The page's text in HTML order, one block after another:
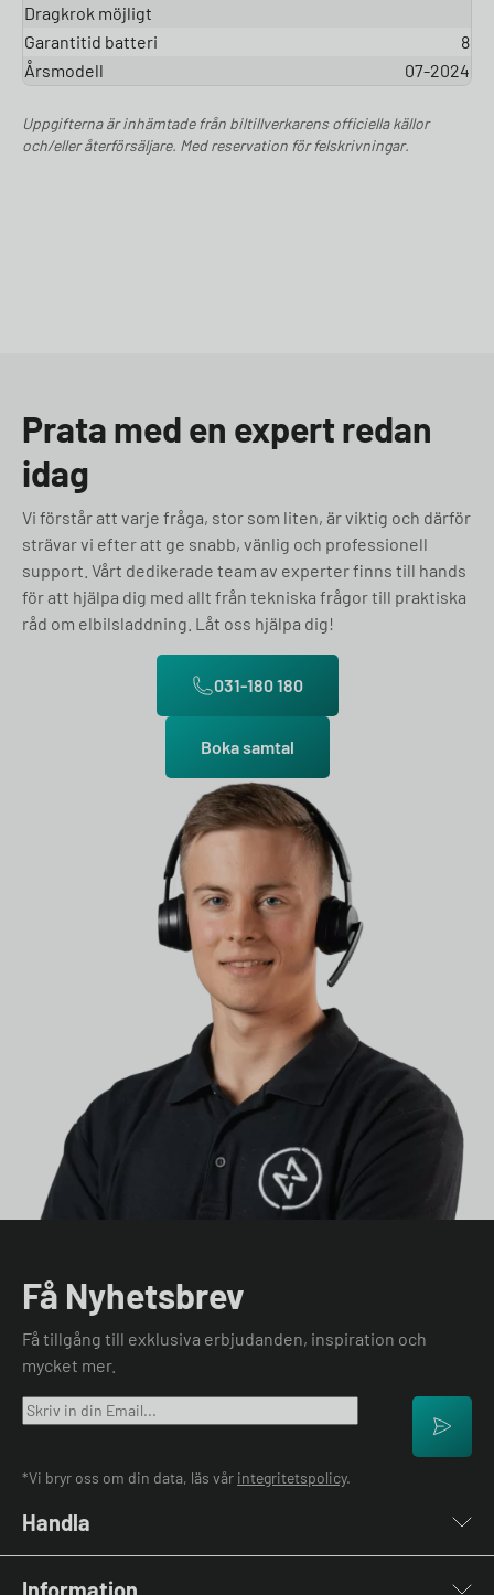
Dragkrok möjligt
Garantitid batteri
8
Årsmodell
07-2024
Uppgifterna är inhämtade från biltillverkarens officiella källor
och/eller återförsäljare. Med reservation för felskrivningar.
Prata med en expert redan
idag
Vi förstår att varje fråga, stor som liten, är viktig och därför
strävar vi efter att ge snabb, vänlig och professionell
support. Vårt dedikerade team av experter finns till hands
för att hjälpa dig med allt från tekniska frågor till praktiska
råd om elbilsladdning. Låt oss hjälpa dig!
031-180 180
Boka samtal
Få Nyhetsbrev
Få tillgång till exklusiva erbjudanden, inspiration och
mycket mer.
*Vi bryr oss om din data, läs vår integritetspolicy.
Handla